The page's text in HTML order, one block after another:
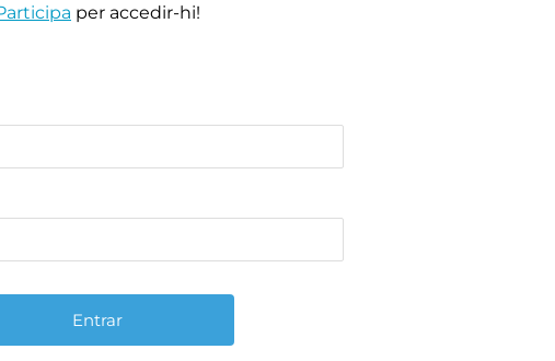
per accedir-hi!